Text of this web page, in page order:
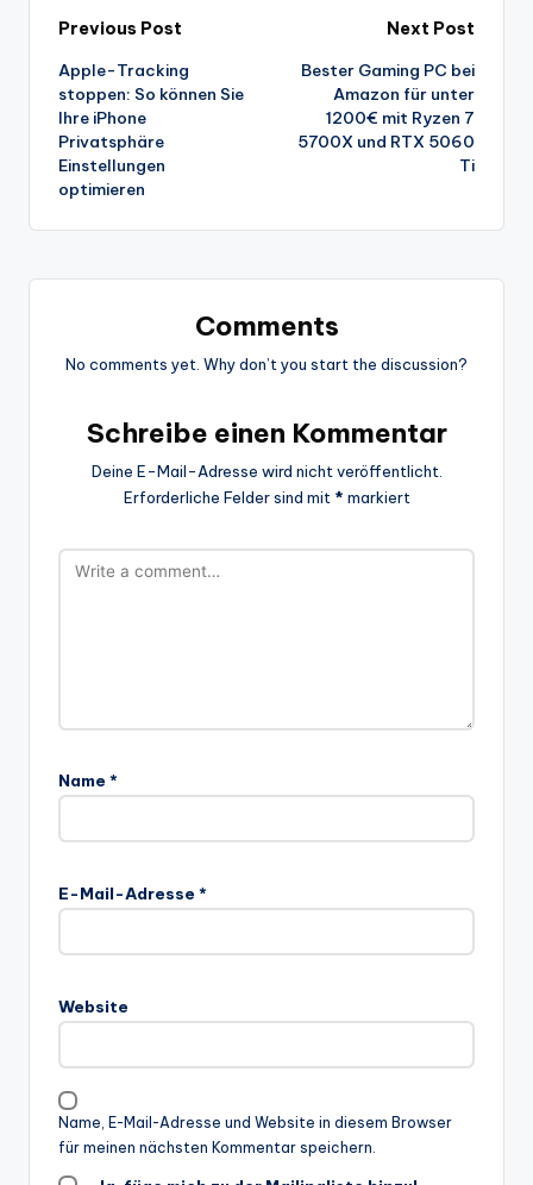
Post
navigation
Previous Post
Apple-Tracking
stoppen: So können Sie
Ihre iPhone
Privatsphäre
Einstellungen
optimieren
Next Post
Bester Gaming PC bei
Amazon für unter
1200€ mit Ryzen 7
5700X und RTX 5060
Ti
Comments
No comments yet. Why don’t you start the discussion?
Schreibe einen Kommentar
Deine E-Mail-Adresse wird nicht veröffentlicht.
Erforderliche Felder sind mit * markiert
Name *
E-Mail-Adresse *
Website
Name, E-Mail-Adresse und Website in diesem Browser
für meinen nächsten Kommentar speichern.